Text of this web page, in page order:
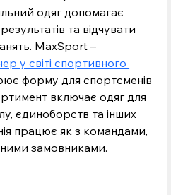
одяг допомагає
та відчувати
MaxSport –
у світі спортивного
форму для спортсменів
включає одяг для
єдиноборств та інших
працює як з командами,
замовниками.